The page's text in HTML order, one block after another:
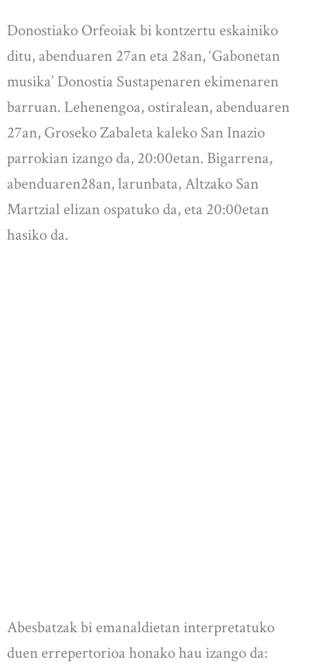
Donostiako Orfeoiak bi kontzertu eskainiko
ditu, abenduaren 27an eta 28an, ‘Gabonetan
musika’ Donostia Sustapenaren ekimenaren
barruan. Lehenengoa, ostiralean, abenduaren
27an, Groseko Zabaleta kaleko San Inazio
parrokian izango da, 20:00etan. Bigarrena,
abenduaren28an, larunbata, Altzako San
Martzial elizan ospatuko da, eta 20:00etan
hasiko da.
Abesbatzak bi emanaldietan interpretatuko
duen errepertorioa honako hau izango da: